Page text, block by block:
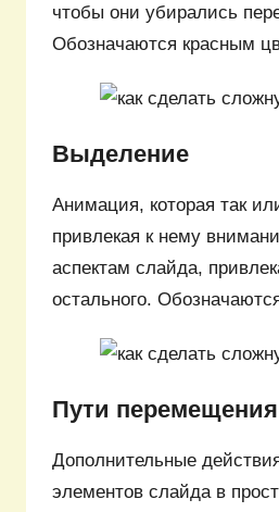
чтобы они убирались
Обозначаются красным
Выделение
Анимация, которая так
привлекая к нему
аспектам слайда,
остального.
Пути перемещения
Дополнительные
элементов слайда в